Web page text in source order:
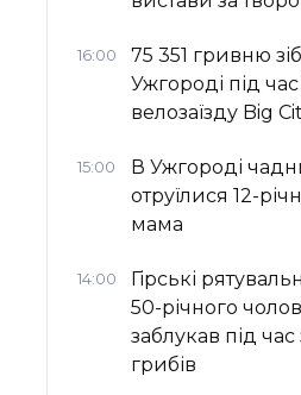
16:00
75 351 гривню
Ужгороді під
велозаїзду Big
15:00
В Ужгороді
отруїлися 12-
мама
14:00
Гірські
50-річного
заблукав під
грибів